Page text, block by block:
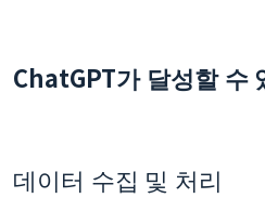
ChatGPT가 달성할 수
데이터 수집 및 처리